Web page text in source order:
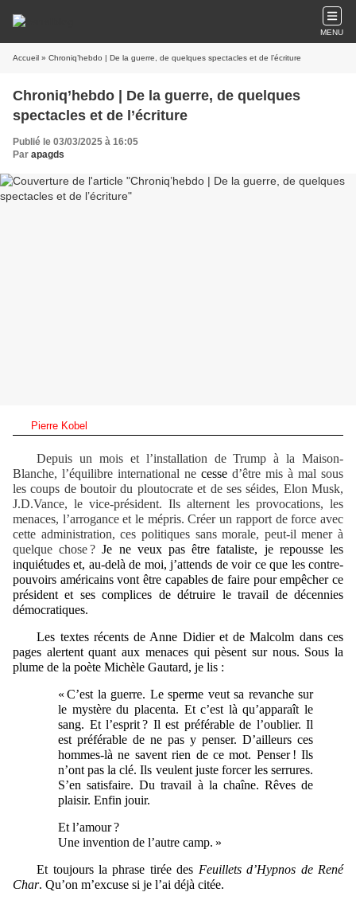
MENU
Accueil » Chroniq’hebdo | De la guerre, de quelques spectacles et de l’écriture
Chroniq’hebdo | De la guerre, de quelques
spectacles et de l’écriture
Publié le 03/03/2025 à 16:05
Par apagds
Pierre Kobel
Depuis un mois et l’installation de Trump à la Maison-
Blanche, l’équilibre international ne cesse d’être mis à mal sous
les coups de boutoir du ploutocrate et de ses séides, Elon Musk,
J.D.Vance, le vice-président. Ils alternent les provocations, les
menaces, l’arrogance et le mépris. Créer un rapport de force avec
cette administration, ces politiques sans morale, peut-il mener à
quelque chose ?Je ne veux pas être fataliste, je repousse les
inquiétudes et, au-delà de moi, j’attends devoirce que les contre-
pouvoirs américains vont être capables de faire pour empêcher ce
président et ses complices de détruire le travail de décennies
démocratiques.
Les textes récentsde Anne Didier etdeMalcolm dansces
pages alertent quant aux menaces qui pèsent sur nous. Sous la
plume de la poète Michèle Gautard, je lis :
« C’est la guerre. Le sperme veut sa revanche sur
le mystère du placenta. Et c’est là qu’apparaît le
sang. Et l’esprit ? Il est préférable de l’oublier. Il
est préférable de ne pas y penser. D’ailleurs ces
hommes-là ne savent rien de ce mot. Penser ! Ils
n’ont pas la clé. Ils veulent juste forcer les serrures.
S’en satisfaire. Du travail à la chaîne. Rêves de
plaisir. Enfin jouir.
Et l’amour ?
Une invention de l’autre camp. »
Et toujoursla phrase tirée des Feuillets d’Hypnos de René
Char. Qu’on m’excuse si je l’ai déjà citée.